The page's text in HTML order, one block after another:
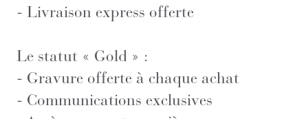
- Livraison express offerte
Le statut « Gold » :
- Gravure offerte à chaque achat
- Communications exclusives